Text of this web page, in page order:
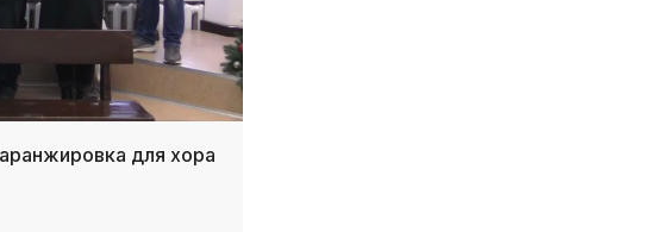
для хора